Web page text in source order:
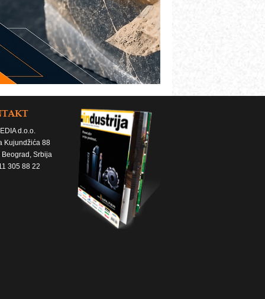
d.o.o.
Kujundžića 88
Beograd, Srbija
305 88 22